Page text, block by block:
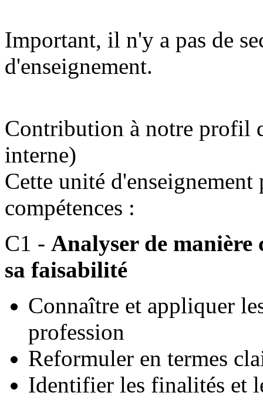
Important, il n'y a pas de
d'enseignement.
Contribution à notre profil
interne)
Cette unité
compétences :
C1 - Analyser de
sa faisabilité
Connaître et appliquer
profession
Reformuler en termes
Identifier les finalités et